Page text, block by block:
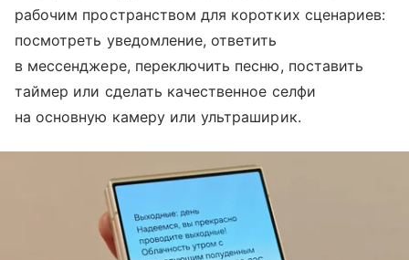
рабочим пространством для коротких сценариев:
посмотреть уведомление, ответить
в мессенджере, переключить песню, поставить
таймер или сделать качественное селфи
на основную камеру или ультраширик.